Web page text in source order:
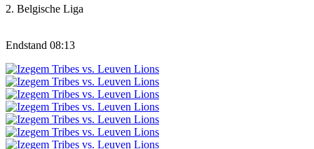
2. Belgische Liga
Endstand 08:13